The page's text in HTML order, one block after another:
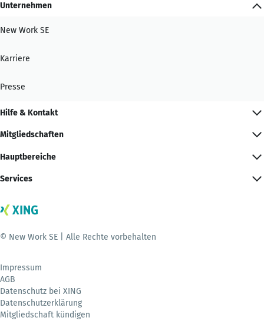
Unternehmen
New Work SE
Karriere
Presse
Hilfe & Kontakt
Mitgliedschaften
Hauptbereiche
Services
© New Work SE | Alle Rechte vorbehalten
Impressum
AGB
Datenschutz bei XING
Datenschutzerklärung
Mitgliedschaft kündigen